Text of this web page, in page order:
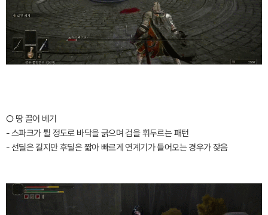
○ 땅 끌어 베기
- 스파크가 튈 정도로 바닥을 긁으며 검을 휘두르는 패턴
- 선딜은 길지만 후딜은 짧아 빠르게 연계기가 들어오는 경우가 잦음